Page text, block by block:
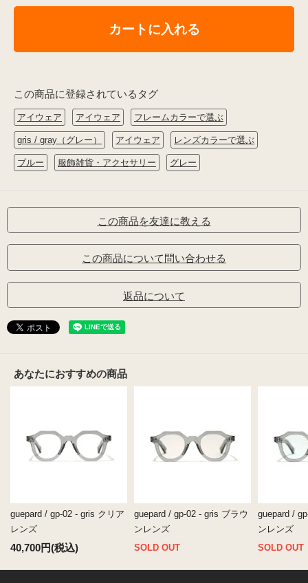
カートに入れる
この商品に登録されているタグ
アイウェア アイウェア フレームカラーで選ぶ
gris / gray（グレー） アイウェア レンズカラーで選ぶ
ブルー 服飾雑貨・アクセサリー グレー
この商品を友達に教える
この商品について問い合わせる
返品について
あなたにおすすめの商品
guepard / gp-02 - gris クリア
レンズ
40,700円(税込)
guepard / gp-02 - gris ブラウ
ンレンズ
SOLD OUT
guepard /
ンレンズ
SOLD OUT